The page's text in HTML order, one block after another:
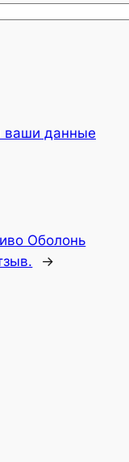
ваши данные
Оболонь
→